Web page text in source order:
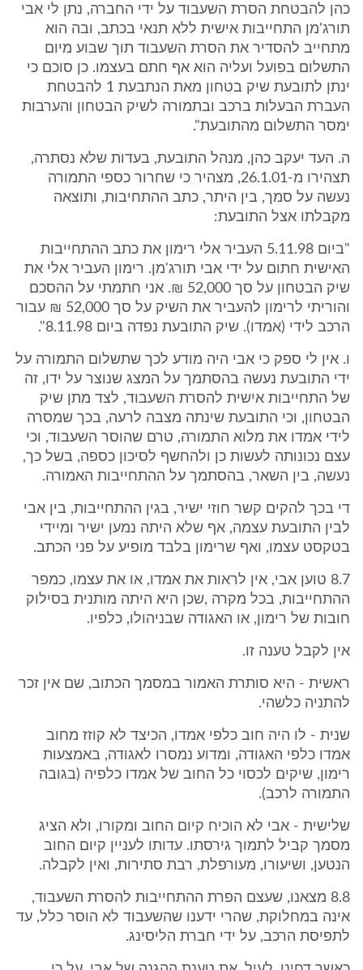
כהן להבטחת הסרת השעבוד על ידי החברה, נתן לי אבי
תורג'מן התחייבות אישית ללא תנאי בכתב, ובה הוא
מתחייב להסדיר את הסרת השעבוד תוך שבוע מיום
התשלום בפועל ועליה הוא אף חתם בעצמו. כן סוכם כי
ינתן לתובעת שיק בטחון מאת הנתבעת 1 להבטחת
העברת הבעלות ברכב ובתמורה לשיק הבטחון והערבות
ימסר התשלום מהתובעת".
ה. העד יעקב כהן, מנהל התובעת, בעדות שלא נסתרה,
תצהירו מ-26.1.01, מצהיר כי שחרור כספי התמורה
נעשה על סמך, בין היתר, כתב ההתחיבות, ותוצאה
מקבלתו אצל התובעת:
"ביום 5.11.98 העביר אלי רימון את כתב ההתחייבות
האישית חתום על ידי אבי תורג'מן. רימון העביר אלי את
שיק הבטחון על סך 52,000 ₪. אני חתמתי על ההסכם
והוריתי לרימון להעביר את השיק על סך 52,000 ₪ עבור
הרכב לידי (אמדו). שיק התובעת נפדה ביום 8.11.98".
ו. אין לי ספק כי אבי היה מודע לכך שתשלום התמורה על
ידי התובעת נעשה בהסתמך על המצג שנוצר על ידו, זה
של התחייבות אישית להסרת השעבוד, לצד מתן שיק
הבטחון, וכי התובעת שינתה מצבה לרעה, בכך שמסרה
לידי אמדו את מלוא התמורה, טרם שהוסר השעבוד, וכי
עצם נכונותה לעשות כן ולהחשף לסיכון כספה, בשל כך,
נעשה, בין השאר, בהסתמך על ההתחייבות האמורה.
די בכך להקים קשר חוזי ישיר, בגין ההתחייבות, בין אבי
לבין התובעת עצמה, אף שלא היתה נמען ישיר ומיידי
בטקסט עצמו, ואף שרימון בלבד מופיע על פני הכתב.
8.7 טוען אבי, אין לראות את אמדו, או את עצמו, כמפר
ההתחייבות, בכל מקרה ,שכן היא היתה מותנית בסילוק
חובות של רימון, או האגודה שבניהולו, כלפיו.
אין לקבל טענה זו.
ראשית - היא סותרת האמור במסמך הכתוב, שם אין זכר
להתניה כלשהי.
שנית - לו היה חוב כלפי אמדו, הכיצד לא קוזז מחוב
אמדו כלפי האגודה, ומדוע נמסרו לאגודה, באמצעות
רימון, שיקים לכסוי כל החוב של אמדו כלפיה (בגובה
התמורה לרכב).
שלישית - אבי לא הוכיח קיום החוב ומקורו, ולא הציג
מסמך קביל לתמוך גירסתו. עדותו לעניין קיום החוב
הנטען, ושיעורו, מעורפלת, רבת סתירות, ואין לקבלה.
8.8 מצאנו, שעצם הפרת ההתחייבות להסרת השעבוד,
אינה במחלוקת, שהרי ידענו שהשעבוד לא הוסר כלל, עד
לתפיסת הרכב, על ידי חברת הליסינג.